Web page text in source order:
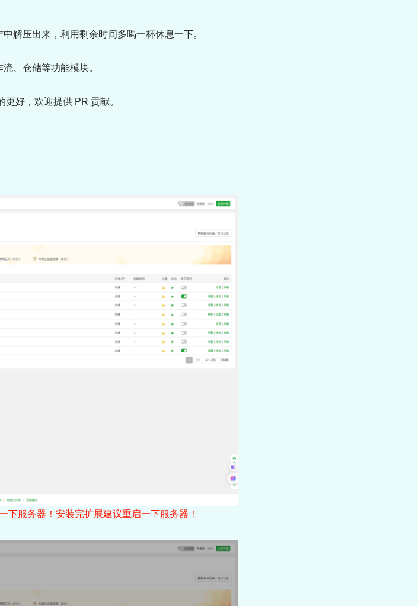
解压出来，利用剩余时间多喝一杯休息一下。
、仓储等功能模块。
好，欢迎提供 PR 贡献。
服务器！安装完扩展建议重启一下服务器！